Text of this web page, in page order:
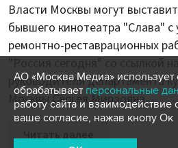
Власти Москвы могут
бывшего кинотеатра "Слава"
ремонтно-реставрационных
руководителя департамента
Москвы Сергея Мирзояна.
Читать далее
АО «Москва Медиа»
обрабатывает персональные
работу сайта и
ваше согласие, нажав кнопу Ок